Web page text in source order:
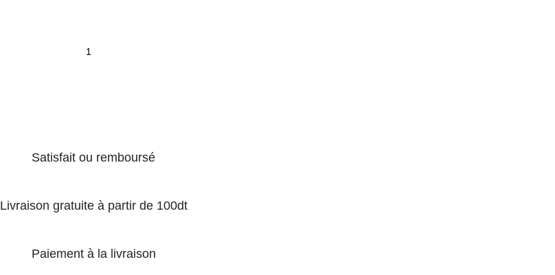
Satisfait ou remboursé
Livraison gratuite à partir de 100dt
Paiement à la livraison